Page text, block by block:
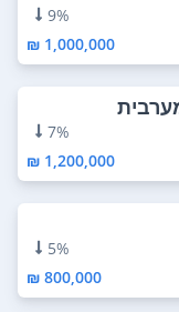
9%
1,000,000 ₪
7%
1,200,000 ₪
5%
800,000 ₪